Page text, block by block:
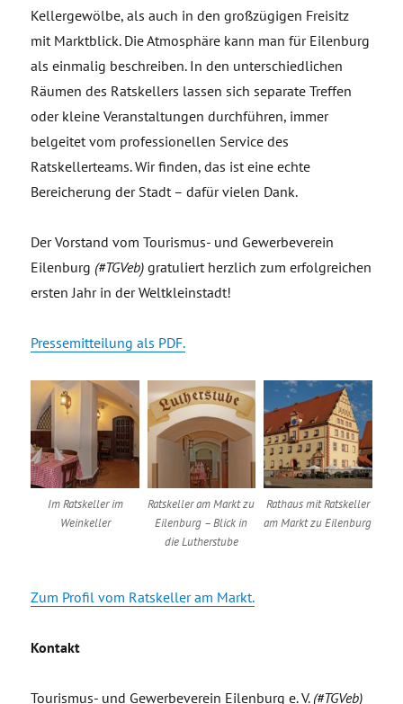
Kellergewölbe, als auch in den großzügigen Freisitz
mit Marktblick. Die Atmosphäre kann man für Eilenburg
als einmalig beschreiben. In den unterschiedlichen
Räumen des Ratskellers lassen sich separate Treffen
oder kleine Veranstaltungen durchführen, immer
belgeitet vom professionellen Service des
Ratskellerteams. Wir finden, das ist eine echte
Bereicherung der Stadt – dafür vielen Dank.
Der Vorstand vom Tourismus- und Gewerbeverein
Eilenburg (#TGVeb) gratuliert herzlich zum erfolgreichen
ersten Jahr in der Weltkleinstadt!
Pressemitteilung als PDF.
Im Ratskeller im
Weinkeller
Ratskeller am Markt zu
Eilenburg – Blick in
die Lutherstube
Rathaus mit Ratskeller
am Markt zu Eilenburg
Zum Profil vom Ratskeller am Markt.
Kontakt
Tourismus- und Gewerbeverein Eilenburg e. V.(#TGVeb)